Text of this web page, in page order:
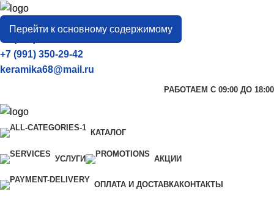
Перейти к основному содержимому
город
Тамбов
+7 (906) 657-33-54
+7 (991) 350-29-42
keramika68@mail.ru
РАБОТАЕМ С 09:00 ДО 18:00
КАТАЛОГ
УСЛУГИ АКЦИИ
ОПЛАТА И ДОСТАВКАКОНТАКТЫ